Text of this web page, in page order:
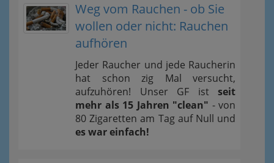
Weg vom Rauchen - ob Sie
wollen oder nicht: Rauchen
aufhören
Jeder Raucher und jede Raucherin
hat schon zig Mal versucht,
aufzuhören! Unser GF ist seit
mehr als 15 Jahren "clean" - von
80 Zigaretten am Tag auf Null und
es war einfach!